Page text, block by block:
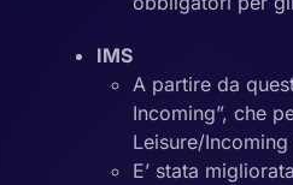
IMS
A partire da
Incoming”, che
Leisure/
E’ stata